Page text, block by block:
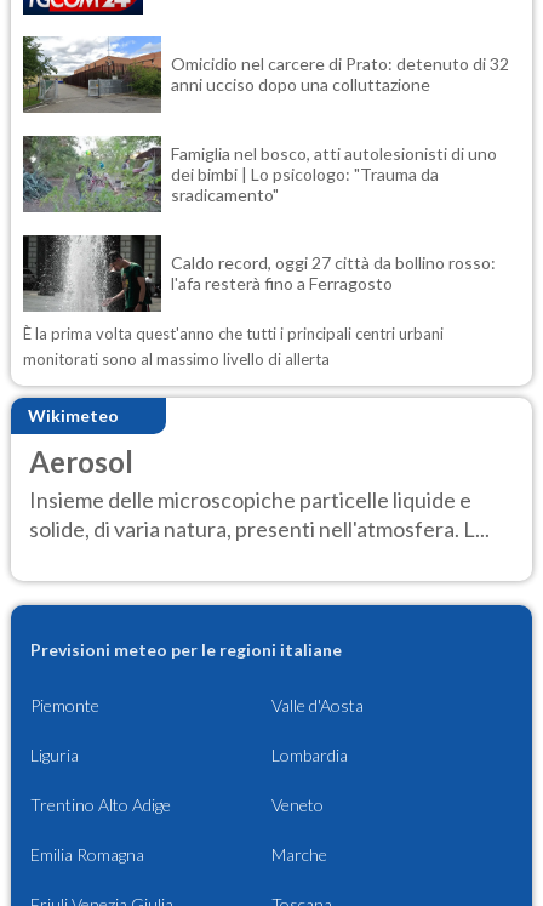
Omicidio nel carcere di Prato: detenuto di 32
anni ucciso dopo una colluttazione
Famiglia nel bosco, atti autolesionisti di uno
dei bimbi | Lo psicologo: "Trauma da
sradicamento"
Caldo record, oggi 27 città da bollino rosso:
l'afa resterà fino a Ferragosto
È la prima volta quest'anno che tutti i principali centri urbani
monitorati sono al massimo livello di allerta
Wikimeteo
Aerosol
Insieme delle microscopiche particelle liquide e
solide, di varia natura, presenti nell'atmosfera. L...
Previsioni meteo per le regioni italiane
Piemonte Valle d'Aosta
Liguria Lombardia
Trentino Alto Adige Veneto
Emilia Romagna Marche